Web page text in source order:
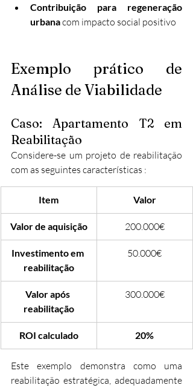
Contribuição para regeneração
urbana com impacto social positivo
Exemplo prático de
Análise de Viabilidade
Caso: Apartamento T2 em
Reabilitação
Considere-se um projeto de reabilitação
com as seguintes características :​
Item Valor
Valor de aquisição 200.000€
Investimento em
reabilitação
50.000€
Valor após
reabilitação
300.000€
ROI calculado 20%
Este exemplo demonstra como uma
reabilitação estratégica, adequadamente